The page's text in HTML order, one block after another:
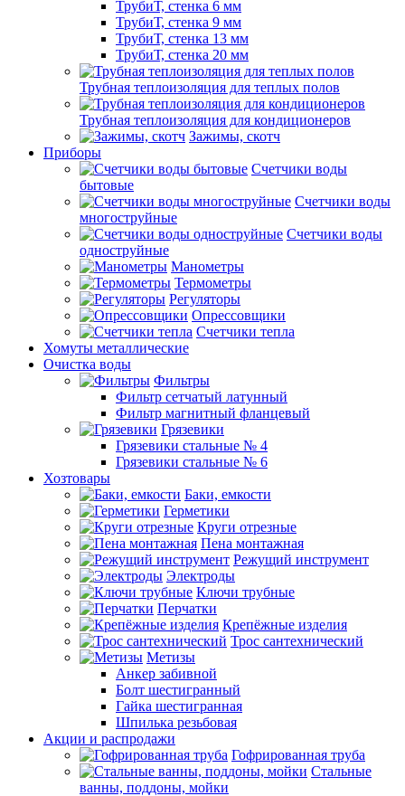
ТрубиТ, стенка 6 мм
ТрубиТ, стенка 9 мм
ТрубиТ, стенка 13 мм
ТрубиТ, стенка 20 мм
Трубная теплоизоляция для теплых полов
Трубная теплоизоляция для кондиционеров
Зажимы, скотч
Приборы
Счетчики воды
бытовые
Счетчики воды
многоструйные
Счетчики воды
одноструйные
Манометры
Термометры
Регуляторы
Опрессовщики
Счетчики тепла
Хомуты металлические
Очистка воды
Фильтры
Фильтр сетчатый латунный
Фильтр магнитный фланцевый
Грязевики
Грязевики стальные № 4
Грязевики стальные № 6
Хозтовары
Баки, емкости
Герметики
Круги отрезные
Пена монтажная
Режущий инструмент
Электроды
Ключи трубные
Перчатки
Крепёжные изделия
Трос сантехнический
Метизы
Анкер забивной
Болт шестигранный
Гайка шестигранная
Шпилька резьбовая
Акции и распродажи
Гофрированная труба
Стальные
ванны, поддоны, мойки